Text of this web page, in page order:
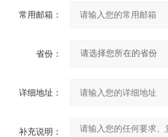
常用邮箱：
省份：
详细地址：
补充说明：